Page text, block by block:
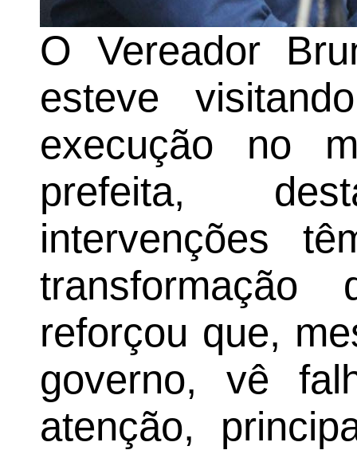
O Vereador
esteve
execução no
prefeita,
intervenções
transformação
reforçou que,
governo, vê
atenção,